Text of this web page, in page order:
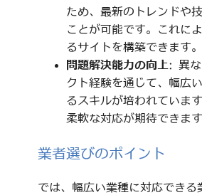
ため、最新のトレンドや
ことが可能です。これに
るサイトを構築できます。
問題解決能力の向上: 異な
クト経験を通じて、幅広
るスキルが培われていま
柔軟な対応が期待できます
業者選びのポイント
では、幅広い業種に対応できる